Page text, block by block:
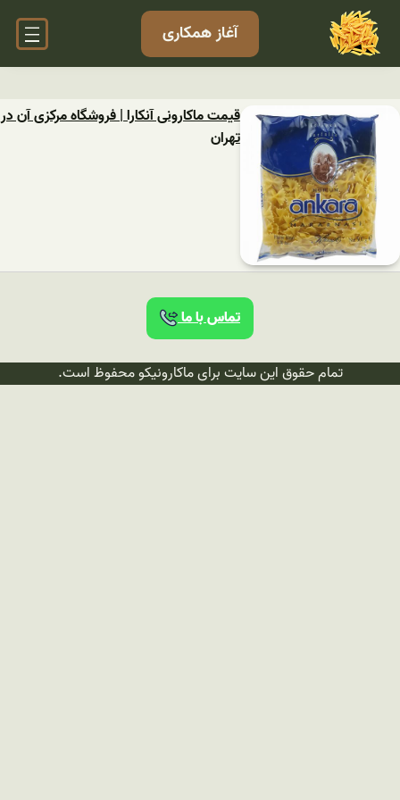
آغاز همکاری
قیمت ماکارونی آنکارا | فروشگاه مرکزی آن در
تهران
تماس با ما
تمام حقوق این سایت برای ماکارونیکو محفوظ است.